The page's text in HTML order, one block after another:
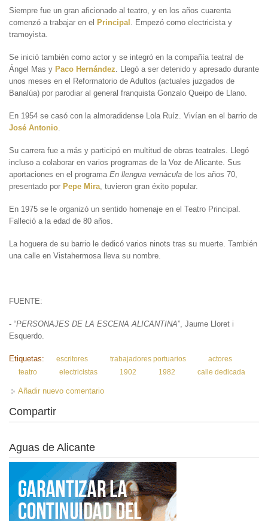
Siempre fue un gran aficionado al teatro, y en los años cuarenta
comenzó a trabajar en el Principal . Empezó como electricista y
tramoyista.
Se inició también como actor y se integró en la compañía teatral de
Ángel Mas y Paco Hernández . Llegó a ser detenido y apresado durante
unos meses en el Reformatorio de Adultos (actuales juzgados de
Banalúa) por parodiar al general franquista Gonzalo Queipo de Llano.
En 1954 se casó con la almoradidense Lola Ruíz. Vivían en el barrio de
José Antonio
Su carrera fue a más y participó en multitud de obras teatrales. Llegó
incluso a colaborar en varios programas de la Voz de Alicante. Sus
aportaciones en el programa En llengua vernàcula de los años 70,
presentado por Pepe Mira , tuvieron gran éxito popular.
En 1975 se le organizó un sentido homenaje en el Teatro Principal.
Falleció a la edad de 80 años.
La hoguera de su barrio le dedicó varios ninots tras su muerte. También
una calle en Vistahermosa lleva su nombre.
FUENTE:
- “PERSONAJES DE LA ESCENA ALICANTINA”, Jaume Lloret i
Esquerdo.
Etiquetas: escritores trabajadores portuarios
actores
teatro
electricistas 1902 1982 calle dedicada
Añadir nuevo comentario
Compartir
Aguas de Alicante